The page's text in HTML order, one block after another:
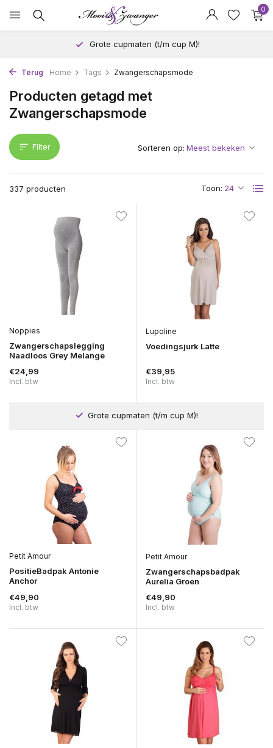
0
Grote cupmaten (t/m cup M)!
Terug Home Tags Zwangerschapsmode
Producten getagd met
Zwangerschapsmode
Filter
337 producten Toon:
Sorteren op:
Noppies
Zwangerschapslegging
Naadloos Grey Melange
€24,99
Incl. btw
Lupoline
Voedingsjurk Latte
€39,95
Incl. btw
Grote cupmaten (t/m cup M)!
Petit Amour
PositieBadpak Antonie
Anchor
€49,90
Incl. btw
Petit Amour
Zwangerschapsbadpak
Aurelia Groen
€49,90
Incl. btw